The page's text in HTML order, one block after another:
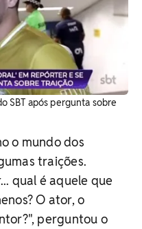
SBT após pergunta sobre
o mundo dos
traições.
qual é aquele que
O ator, o
perguntou o